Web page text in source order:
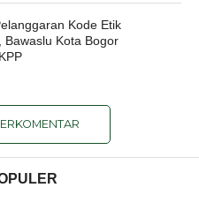
Kode Etik
Bawaslu Kota Bogor